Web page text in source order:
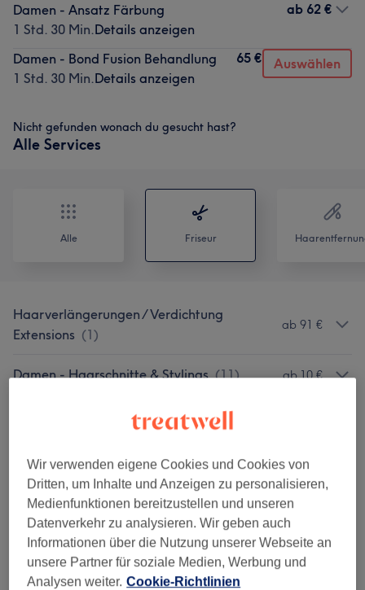
Damen - Ansatz Färbung
1 Std. 30 Min.Details anzeigen
ab 62 €
Damen - Bond Fusion Behandlung
1 Std. 30 Min.Details anzeigen
65 € Auswählen
Nicht gefunden wonach du gesucht hast?
Alle Services
Alle Friseur
Haarverlängerungen / Verdichtung
Extensions (1)
ab 91 €
Damen - Haarschnitte & Stylings (11) ab 10 €
(8)
Damen - Farbe & Coloration (11)
Kinder - Haarschnitte & Stylings ) ab 15 €
Herren - Farbe & Grauhaarkaschierung
Wir verwenden eigene Cookies und Cookies von
Dritten, um Inhalte und Anzeigen zu personalisieren,
Medienfunktionen bereitzustellen und unseren
Datenverkehr zu analysieren. Wir geben auch
Informationen über die Nutzung unserer Webseite an
unsere Partner für soziale Medien, Werbung und
Analysen weiter. Cookie-Richtlinien